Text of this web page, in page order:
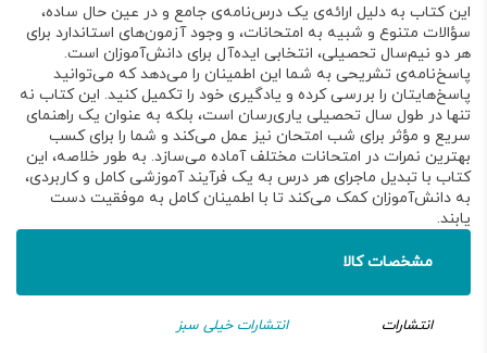
این کتاب به دلیل ارائه‌ی یک درس‌نامه‌ی جامع و در عین حال ساده،
سؤالات متنوع و شبیه به امتحانات، و وجود آزمون‌های استاندارد برای
هر دو نیم‌سال تحصیلی، انتخابی ایده‌آل برای دانش‌آموزان است.
پاسخ‌نامه‌ی تشریحی به شما این اطمینان را می‌دهد که می‌توانید
پاسخ‌هایتان را بررسی کرده و یادگیری خود را تکمیل کنید. این کتاب نه
تنها در طول سال تحصیلی یاری‌رسان است، بلکه به عنوان یک راهنمای
سریع و مؤثر برای شب امتحان نیز عمل می‌کند و شما را برای کسب
بهترین نمرات در امتحانات مختلف آماده می‌سازد. به طور خلاصه، این
کتاب با تبدیل ماجرای هر درس به یک فرآیند آموزشی کامل و کاربردی،
به دانش‌آموزان کمک می‌کند تا با اطمینان کامل به موفقیت دست
یابند.
مشخصات کالا
انتشارات انتشارات خیلی سبز